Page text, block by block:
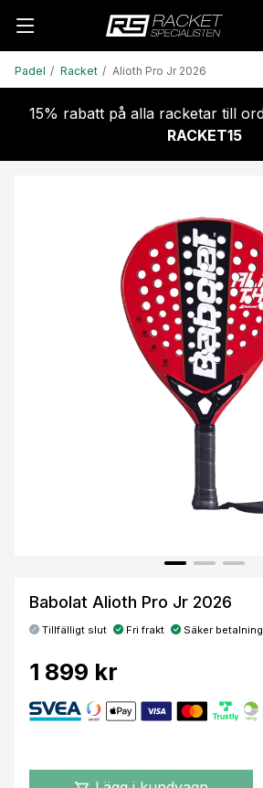
Padel Racket Alioth Pro Jr 2026
15% rabatt på alla racketar till
RACKET15
Babolat Alioth Pro Jr 2026
Tillfälligt slut Fri frakt Säker betalning
1 899 kr